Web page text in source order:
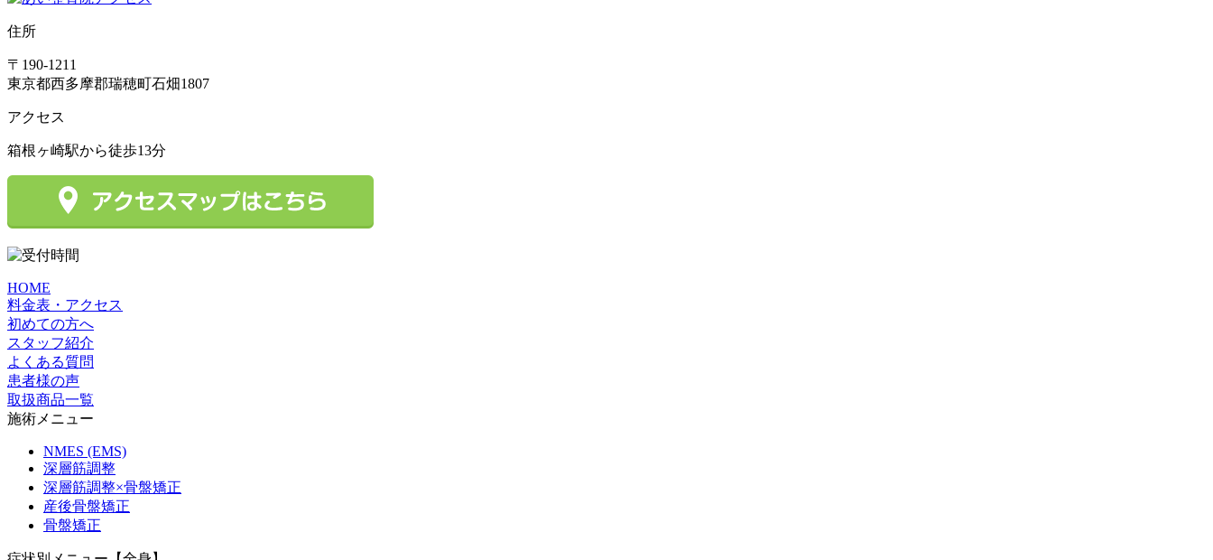
住所
〒190-1211
東京都西多摩郡瑞穂町石畑1807
アクセス
箱根ヶ崎駅から徒歩13分
HOME
料金表・アクセス
初めての方へ
スタッフ紹介
よくある質問
患者様の声
取扱商品一覧
施術メニュー
NMES (EMS)
深層筋調整
深層筋調整×骨盤矯正
産後骨盤矯正
骨盤矯正